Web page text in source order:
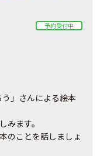
予約受付中
」さんによる絵本
みます。
のことを話しましょ